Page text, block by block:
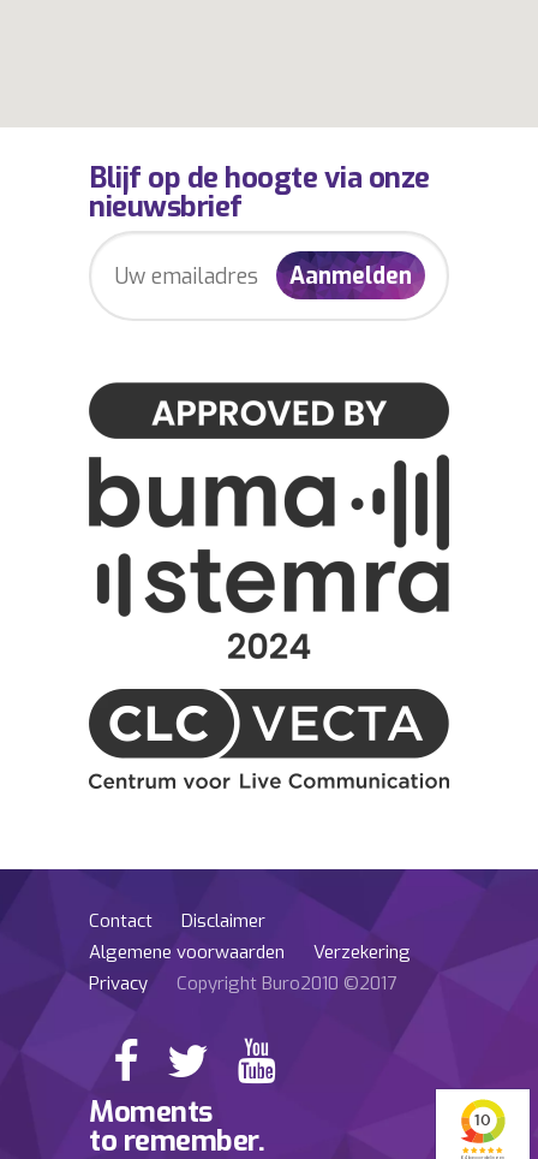
Blijf op de hoogte via onze
nieuwsbrief
Contact
Disclaimer
Algemene voorwaarden
Verzekering
Privacy
Copyright Buro2010 ©2017
Moments
to remember.